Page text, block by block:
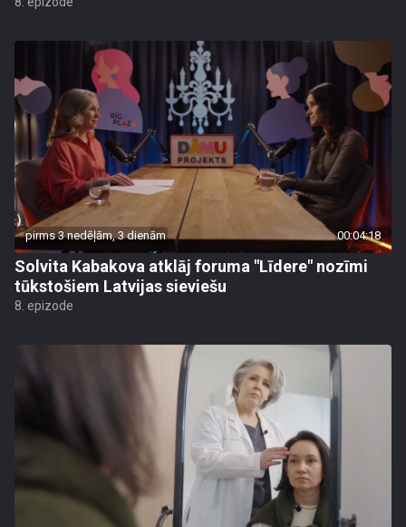
pirms 3 nedēļām, 3 dienām 00:04:18
Solvita Kabakova atklāj foruma "Līdere" nozīmi
tūkstošiem Latvijas sieviešu
8. epizode